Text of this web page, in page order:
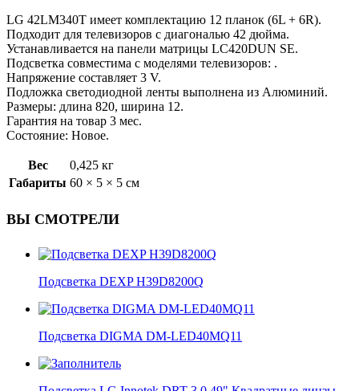
LG 42LM340T имеет комплектацию 12 планок (6L + 6R).
Подходит для телевизоров с диагональю 42 дюйма.
Устанавливается на панели матрицы LC420DUN SE.
Подсветка совместима с моделями телевизоров: .
Напряжение составляет 3 V.
Подложка светодиодной ленты выполнена из Алюминий.
Размеры: длина 820, ширина 12.
Гарантия на товар 3 мес.
Состояние: Новое.
Вес
0,425 кг
Габариты 60 × 5 × 5 см
ВЫ СМОТРЕЛИ
Подсветка DEXP H39D8200Q
Подсветка DIGMA DM-LED40MQ11